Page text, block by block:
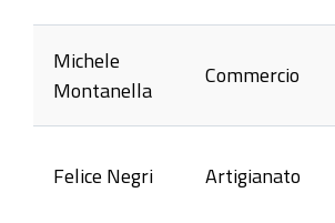
Michele
Montanella
Commercio
Felice Negri Artigianato